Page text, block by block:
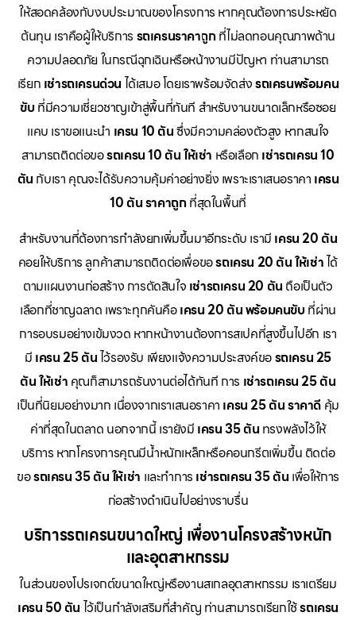
ให้สอดคล้องกับงบประมาณของโครงการ หากคุณต้องการประหยัด
ต้นทุน เราคือผู้ให้บริการ รถเครนราคาถูกที่ไม่ลดทอนคุณภาพด้าน
ความปลอดภัย ในกรณีฉุกเฉินหรือหน้างานมีปัญหา ท่านสามารถ
เรียก เช่ารถเครนด่วน ได้เสมอ โดยเราพร้อมจัดส่งรถเครนพร้อมคน
ขับ ที่มีความเชี่ยวชาญเข้าสู่พื้นที่ทันที สำหรับงานขนาดเล็กหรือซอย
แคบ เราขอแนะนำ เครน 10 ตันซึ่งมีความคล่องตัวสูง หากสนใจ
สามารถติดต่อขอรถเครน 10 ตัน ให้เช่า หรือเลือก เช่ารถเครน 10
ตัน กับเรา คุณจะได้รับความคุ้มค่าอย่างยิ่ง เพราะเราเสนอราคา เครน
10 ตัน ราคาถูกที่สุดในพื้นที่
สำหรับงานที่ต้องการกำลังยกเพิ่มขึ้นมาอีกระดับ เรามี เครน 20 ตัน
คอยให้บริการ ลูกค้าสามารถติดต่อเพื่อขอรถเครน 20 ตัน ให้เช่าได้
ตามแผนงานก่อสร้าง การตัดสินใจ เช่ารถเครน 20 ตัน ถือเป็นตัว
เลือกที่ชาญฉลาด เพราะทุกคันคือเครน 20 ตัน พร้อมคนขับ ที่ผ่าน
การอบรมอย่างเข้มงวด หากหน้างานต้องการสเปคที่สูงขึ้นไปอีก เรา
มี เครน 25 ตันไว้รองรับ เพียงแจ้งความประสงค์ขอรถเครน 25
ตัน ให้เช่า คุณก็สามารถรันงานต่อได้ทันที การ เช่ารถเครน 25 ตัน
เป็นที่นิยมอย่างมาก เนื่องจากเราเสนอราคา เครน 25 ตัน ราคาดี คุ้ม
ค่าที่สุดในตลาด นอกจากนี้ เรายังมี เครน 35 ตัน ทรงพลังไว้ให้
บริการ หากโครงการคุณมีน้ำหนักเหล็กหรือคอนกรีตเพิ่มขึ้น ติดต่อ
ขอรถเครน 35 ตัน ให้เช่า และทำการ เช่ารถเครน 35 ตัน เพื่อให้การ
ก่อสร้างดำเนินไปอย่างราบรื่น
บริการรถเครนขนาดใหญ่ เพื่องานโครงสร้างหนัก
และอุตสาหกรรม
ในส่วนของโปรเจกต์ขนาดใหญ่หรืองานสเกลอุตสาหกรรม เราเตรียม
เครน 50 ตัน ไว้เป็นกำลังเสริมที่สำคัญ ท่านสามารถเรียกใช้รถเครน